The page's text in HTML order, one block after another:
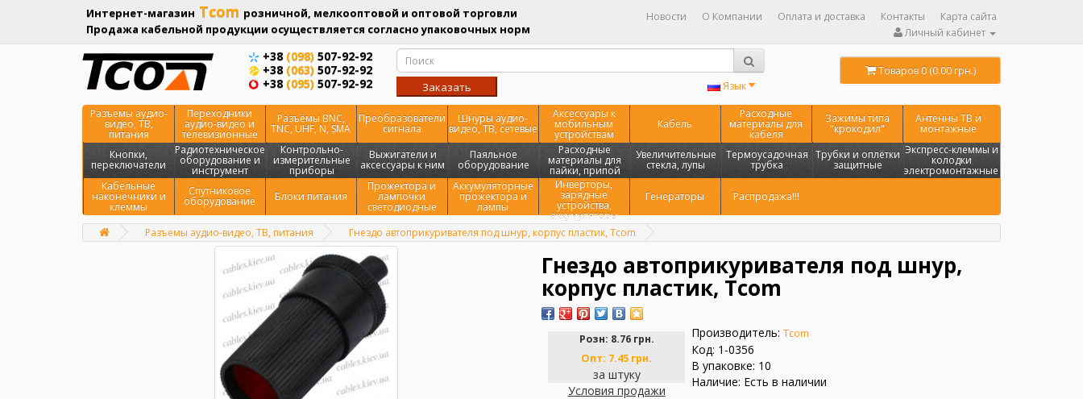
Интернет-магазин Tcom розничной, мелкооптовой и оптовой торговли
Продажа кабельной продукции осуществляется согласно упаковочных норм
Новости О Компании Оплата и доставка Контакты
Карта сайта
Личный кабинет
+38 (098) 507-92-92
+38 (063) 507-92-92
+38 (095) 507-92-92
Заказать
звонок
Язык
Товаров 0 (0.00 грн.)
Разъемы аудио-
видео, ТВ,
питания
Переходники
аудио-видео и
телевизионные
Разъёмы BNC,
TNC, UHF, N, SMA
Преобразователи
сигнала
Шнуры аудио-
видео, ТВ, сетевые
Аксессуары к
мобильным
устройствам
Кабель
Расходные
материалы для
кабеля
Зажимы типа
"крокодил"
Антенны ТВ и
монтажные
Кнопки,
переключатели
Радиотехническое
оборудование и
инструмент
Контрольно-
измерительные
приборы
Выжигатели и
аксессуары к ним
Паяльное
оборудование
Расходные
материалы для
пайки, припой
Увеличительные
стекла, лупы
Термоусадочная
трубка
Трубки и оплётки
защитные
Экспресс-клеммы и
колодки
электромонтажные
Кабельные
наконечники и
клеммы
Спутниковое
оборудование Блоки питания
Прожектора и
лампочки
светодиодные
Аккумуляторные
прожектора и
лампы
Инверторы,
зарядные
устройства,
аккумуляторы
Генераторы Распродажа!!!
Главная
Разъемы аудио-видео, ТВ, питания Гнездо автоприкуривателя под шнур, корпус пластик, Tcom
Гнездо автоприкуривателя под шнур,
корпус пластик, Tcom
Розн: 8.76 грн.
Опт: 7.45 грн.
за штуку
Условия продажи
Производитель: Tcom
Код: 1-0356
В упаковке: 10
Наличие: Есть в наличии